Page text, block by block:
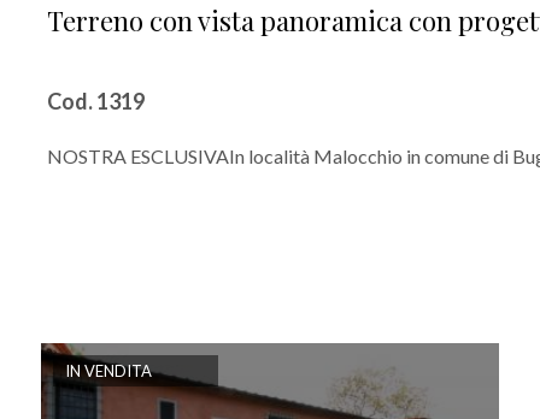
Terreno con vista panoramica con
Cod. 1319
NOSTRA ESCLUSIVAIn località Malocchio in comune di
IN VENDITA